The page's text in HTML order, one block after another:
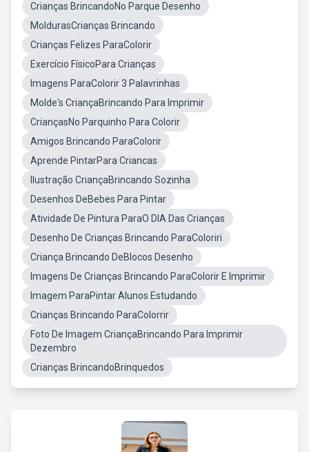
Crianças BrincandoNo Parque Desenho
MoldurasCrianças Brincando
Crianças Felizes ParaColorir
Exercício FísicoPara Crianças
Imagens ParaColorir 3 Palavrinhas
Molde's CriançaBrincando Para Imprimir
CriançasNo Parquinho Para Colorir
Amigos Brincando ParaColorir
Aprende PintarPara Criancas
Ilustração CriançaBrincando Sozinha
Desenhos DeBebes Para Pintar
Atividade De Pintura ParaO DIA Das Crianças
Desenho De Crianças Brincando ParaColoriri
Criança Brincando DeBlocos Desenho
Imagens De Crianças Brincando ParaColorir E Imprimir
Imagem ParaPintar Alunos Estudando
Crianças Brincando ParaColorrir
Foto De Imagem CriançaBrincando Para Imprimir
Dezembro
Crianças BrincandoBrinquedos